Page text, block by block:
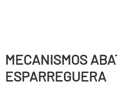
MECANISMOS
ESPARREGUERA